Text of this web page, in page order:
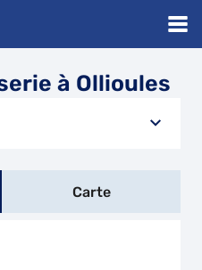
à Ollioules
Carte